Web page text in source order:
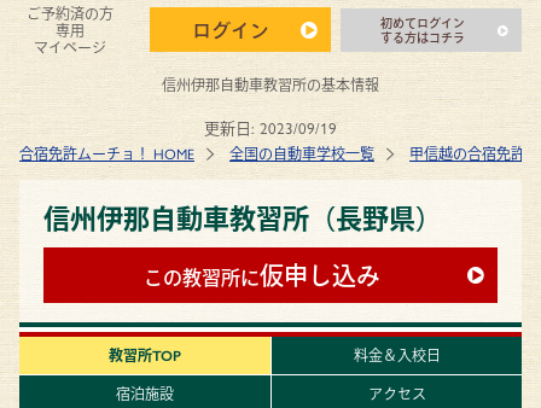
ご予約済の方
専用
マイページ
ログイン
初めてログイン
する方はコチラ
信州伊那自動車教習所の基本情報
更新日: 2023/09/19
合宿免許ムーチョ！ HOME 全国の自動車学校一覧 甲信越の合宿免許
信州伊那自動車教習所（長野県）
この教習所に仮申し込み
教習所TOP
料金＆入校日
宿泊施設
アクセス